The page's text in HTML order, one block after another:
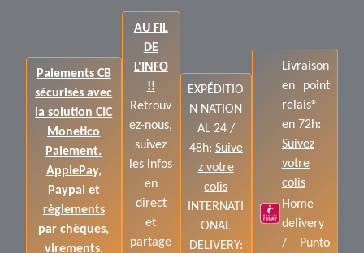
Paiements CB
sécurisés avec
la solution CIC
Monetico
Paiement.
ApplePay,
Paypal et
règlements
par chèques,
virements,
AU FIL
DE
L'INFO
!!
Retrouv
ez-nous,
suivez
les infos
en
direct
et
partage
EXPÉDITIO
N NATION
AL 24 /
48h: Suive
z votre
colis
INTERNATI
ONAL
DELIVERY:
Livraison
en point
relais®
en 72h:
Suivez
votre
colis
Home
delivery
/ Punto